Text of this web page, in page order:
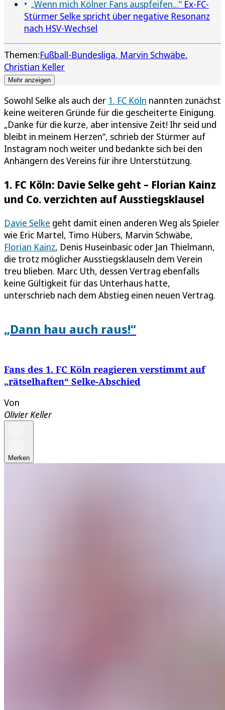
„Wenn mich Kölner Fans auspfeifen...“ Ex-FC-
Stürmer Selke spricht über negative Resonanz
nach HSV-Wechsel
Themen:Fußball-Bundesliga Marvin Schwäbe
Christian Keller
Mehr anzeigen
Sowohl Selke als auch der 1. FC Köln nannten zunächst
keine weiteren Gründe für die gescheiterte Einigung.
„Danke für die kurze, aber intensive Zeit! Ihr seid und
bleibt in meinem Herzen“, schrieb der Stürmer auf
Instagram noch weiter und bedankte sich bei den
Anhängern des Vereins für ihre Unterstützung.
1. FC Köln: Davie Selke geht – Florian Kainz
und Co. verzichten auf Ausstiegsklausel
Davie Selke geht damit einen anderen Weg als Spieler
wie Eric Martel, Timo Hübers, Marvin Schwäbe,
Florian Kainz, Denis Huseinbasic oder Jan Thielmann,
die trotz möglicher Ausstiegsklauseln dem Verein
treu blieben. Marc Uth, dessen Vertrag ebenfalls
keine Gültigkeit für das Unterhaus hatte,
unterschrieb nach dem Abstieg einen neuen Vertrag.
„Dann hau auch raus!“
Fans des 1. FC Köln reagieren verstimmt auf
„rätselhaften“ Selke-Abschied
Von
Olivier Keller
Merken